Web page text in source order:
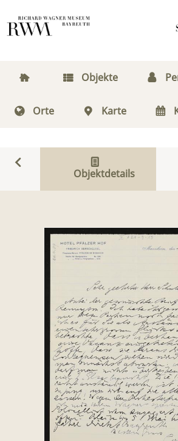
Objekte
Orte Karte
Objektdetails